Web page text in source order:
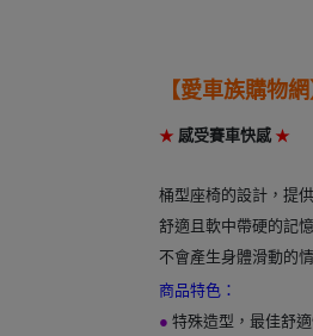
【愛車族購物網
★ 感受賽車快感 ★
桶型座椅的設計，提
舒適且軟中帶硬的記
不會產生身體滑動的
商品特色：
● 特殊造型，最佳舒